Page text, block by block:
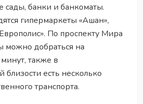
сады, банки и банкоматы.
гипермаркеты «Ашан»,
По проспекту Мира
можно добраться на
также в
близости есть несколько
транспорта.